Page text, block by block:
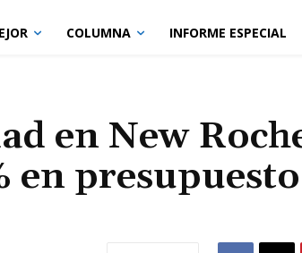
COLUMNA INFORME ESPECIAL
en New
en